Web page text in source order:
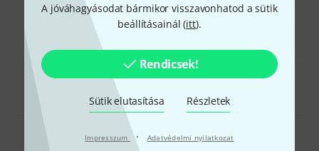
A jóváhagyásodat bármikor visszavonhatod a sütik
beállításainál (itt).
Rendicsek!
Sütik elutasítása Részletek
Impresszum · Adatvédelmi nyilatkozat
Fúvós hangszerek
Beatgyártás
Ajándéktárgyak zenészek számára